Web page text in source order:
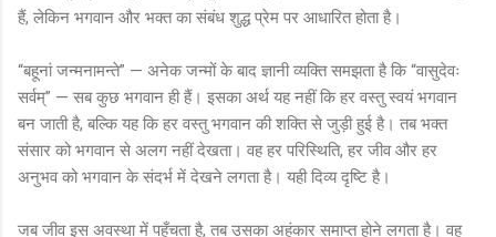
हैं, लेकिन भगवान और भक्त का संबंध शुद्ध प्रेम पर आधारित होता है।
“बहूनां जन्मनामन्ते” — अनेक जन्मों के बाद ज्ञानी व्यक्ति समझता है कि “वासुदेवः
सर्वम्” — सब कुछ भगवान ही हैं। इसका अर्थ यह नहीं कि हर वस्तु स्वयं भगवान
बन जाती है, बल्कि यह कि हर वस्तु भगवान की शक्ति से जुड़ी हुई है। तब भक्त
संसार को भगवान से अलग नहीं देखता। वह हर परिस्थिति, हर जीव और हर
अनुभव को भगवान के संदर्भ में देखने लगता है। यही दिव्य दृष्टि है।
जब जीव इस अवस्था में पहुँचता है, तब उसका अहंकार समाप्त होने लगता है। वह